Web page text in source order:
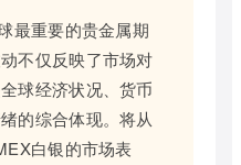
最重要的贵金属期
不仅反映了市场对
球经济状况、货币
的综合体现。将从
白银的市场表